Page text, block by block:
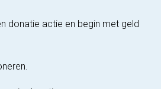
donatie actie en begin met geld